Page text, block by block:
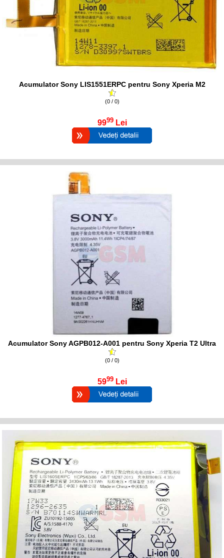
Acumulator Sony LIS1551ERPC pentru Sony Xperia M2
(0 / 0)
9999 Lei
Acumulator Sony AGPB012-A001 pentru Sony Xperia T2 Ultra
(0 / 0)
5999 Lei